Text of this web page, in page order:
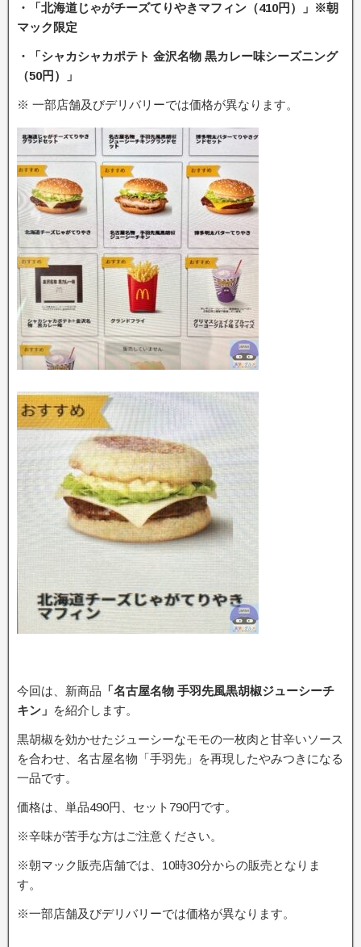
・「北海道じゃがチーズてりやきマフィン（410円）」※朝
マック限定
・「シャカシャカポテト 金沢名物 黒カレー味シーズニング
（50円）」
※ 一部店舗及びデリバリーでは価格が異なります。
今回は、新商品 「名古屋名物 手羽先風黒胡椒ジューシーチ
キン」 を紹介します。
黒胡椒を効かせたジューシーなモモの一枚肉と甘辛いソース
を合わせ、名古屋名物「手羽先」を再現したやみつきになる
一品です。
価格は、単品490円、セット790円です。
※辛味が苦手な方はご注意ください。
※朝マック販売店舗では、10時30分からの販売となりま
す。
※一部店舗及びデリバリーでは価格が異なります。